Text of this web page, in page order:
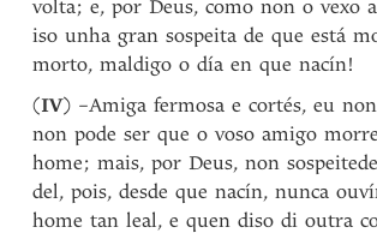
volta; e, por Deus, como non o vexo
iso unha gran sospeita de que está
morto, maldigo o día en que nacín!
(IV) –Amiga fermosa e cortés, eu
non pode ser que o voso amigo
home; mais, por Deus, non
del, pois, desde que nacín, nunca
home tan leal, e quen diso di outra